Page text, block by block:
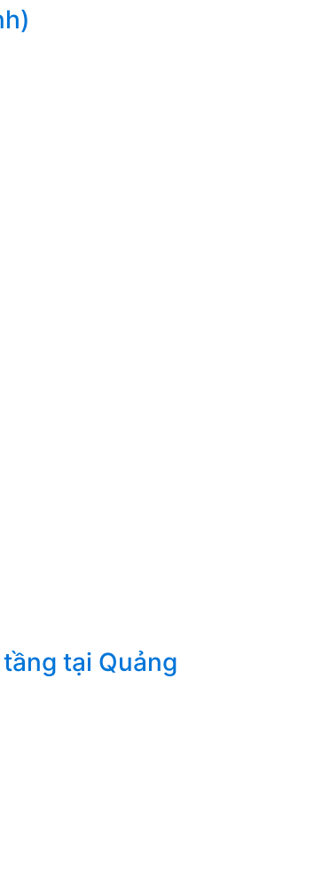
tại Quảng